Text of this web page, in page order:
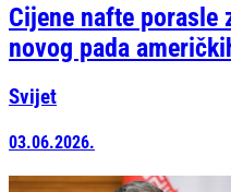
Cijene nafte porasle
novog pada
Svijet
03.06.2026.